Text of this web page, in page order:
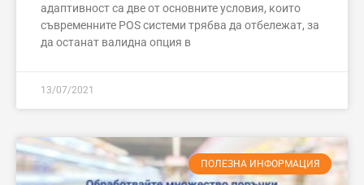
адаптивност са две от основните условия, които
съвременните POS системи трябва да отбележат, за
да останат валидна опция в
13/07/2021
ПОЛЕЗНА ИНФОРМАЦИЯ